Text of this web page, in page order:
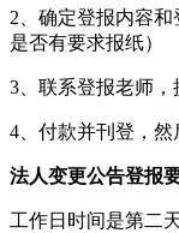
2、确定登报内容
是否有要求报纸）
3、联系登报老师
4、付款并刊登，然
法人变更公告登报
工作日时间是第二